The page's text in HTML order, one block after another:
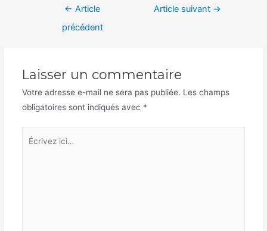
Navigation← Article
précédent
Article suivant →
Laisser un commentaire
Votre adresse e-mail ne sera pas publiée. Les champs
obligatoires sont indiqués avec *
Écrivez